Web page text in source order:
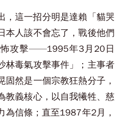
，這一招分明是達賴「貓哭
本人該不會忘了，戰後他們
怖攻擊——1995年3月20日
林毒氣攻擊事件」；主事者
固然是一個宗教狂熱分子，
教義核心，以自我犧牲、慈
為信條；直至1987年2月，